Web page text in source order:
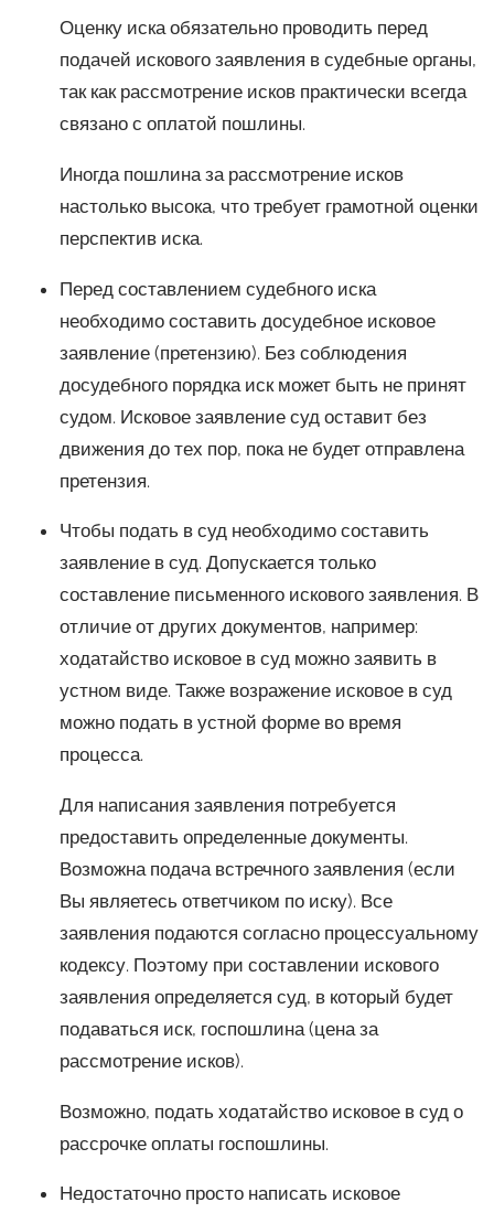
Оценку иска обязательно проводить перед
подачей искового заявления в судебные органы,
так как рассмотрение исков практически всегда
связано с оплатой пошлины.
Иногда пошлина за рассмотрение исков
настолько высока, что требует грамотной оценки
перспектив иска.
Перед составлением судебного иска
необходимо составить досудебное исковое
заявление (претензию). Без соблюдения
досудебного порядка иск может быть не принят
судом. Исковое заявление суд оставит без
движения до тех пор, пока не будет отправлена
претензия.
Чтобы подать в суд необходимо составить
заявление в суд. Допускается только
составление письменного искового заявления. В
отличие от других документов, например:
ходатайство исковое в суд можно заявить в
устном виде. Также возражение исковое в суд
можно подать в устной форме во время
процесса.
Для написания заявления потребуется
предоставить определенные документы.
Возможна подача встречного заявления (если
Вы являетесь ответчиком по иску). Все
заявления подаются согласно процессуальному
кодексу. Поэтому при составлении искового
заявления определяется суд, в который будет
подаваться иск, госпошлина (цена за
рассмотрение исков).
Возможно, подать ходатайство исковое в суд о
рассрочке оплаты госпошлины.
Недостаточно просто написать исковое